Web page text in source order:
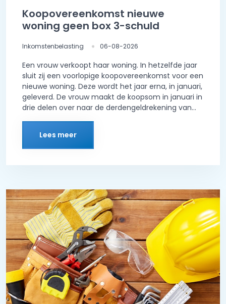
Koopovereenkomst nieuwe
woning geen box 3-schuld
Inkomstenbelasting 06-08-2026
Een vrouw verkoopt haar woning. In hetzelfde jaar
sluit zij een voorlopige koopovereenkomst voor een
nieuwe woning. Deze wordt het jaar erna, in januari,
geleverd. De vrouw maakt de koopsom in januari in
drie delen over naar de derdengeldrekening van...
Lees meer